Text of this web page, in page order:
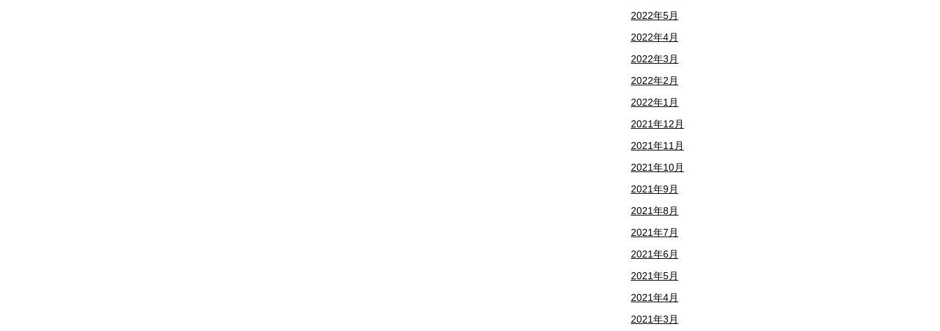
2022年5月
2022年4月
2022年3月
2022年2月
2022年1月
2021年12月
2021年11月
2021年10月
2021年9月
2021年8月
2021年7月
2021年6月
2021年5月
2021年4月
2021年3月